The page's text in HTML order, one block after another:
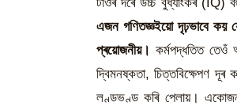
এজন গণিতজ্ঞইয়ো দৃঢ়ভাবে কয়
প্ৰয়োজনীয়। কৰ্মপদ্ধতিত তেওঁ
দ্বিমনষ্কতা, চিত্তবিক্ষেপণ
লণ্ডভণ্ড কৰি পেলায়। একোজন